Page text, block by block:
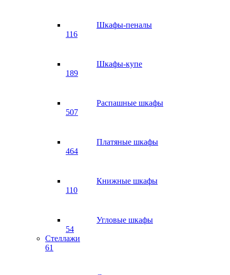
Шкафы-пеналы
116
Шкафы-купе
189
Распашные шкафы
507
Платяные шкафы
464
Книжные шкафы
110
Угловые шкафы
54
Стеллажи
61